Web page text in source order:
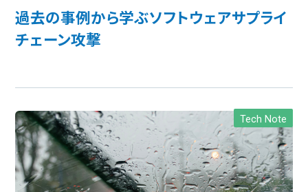
過去の事例から学ぶソフトウェアサプライ
チェーン攻撃
Tech Note